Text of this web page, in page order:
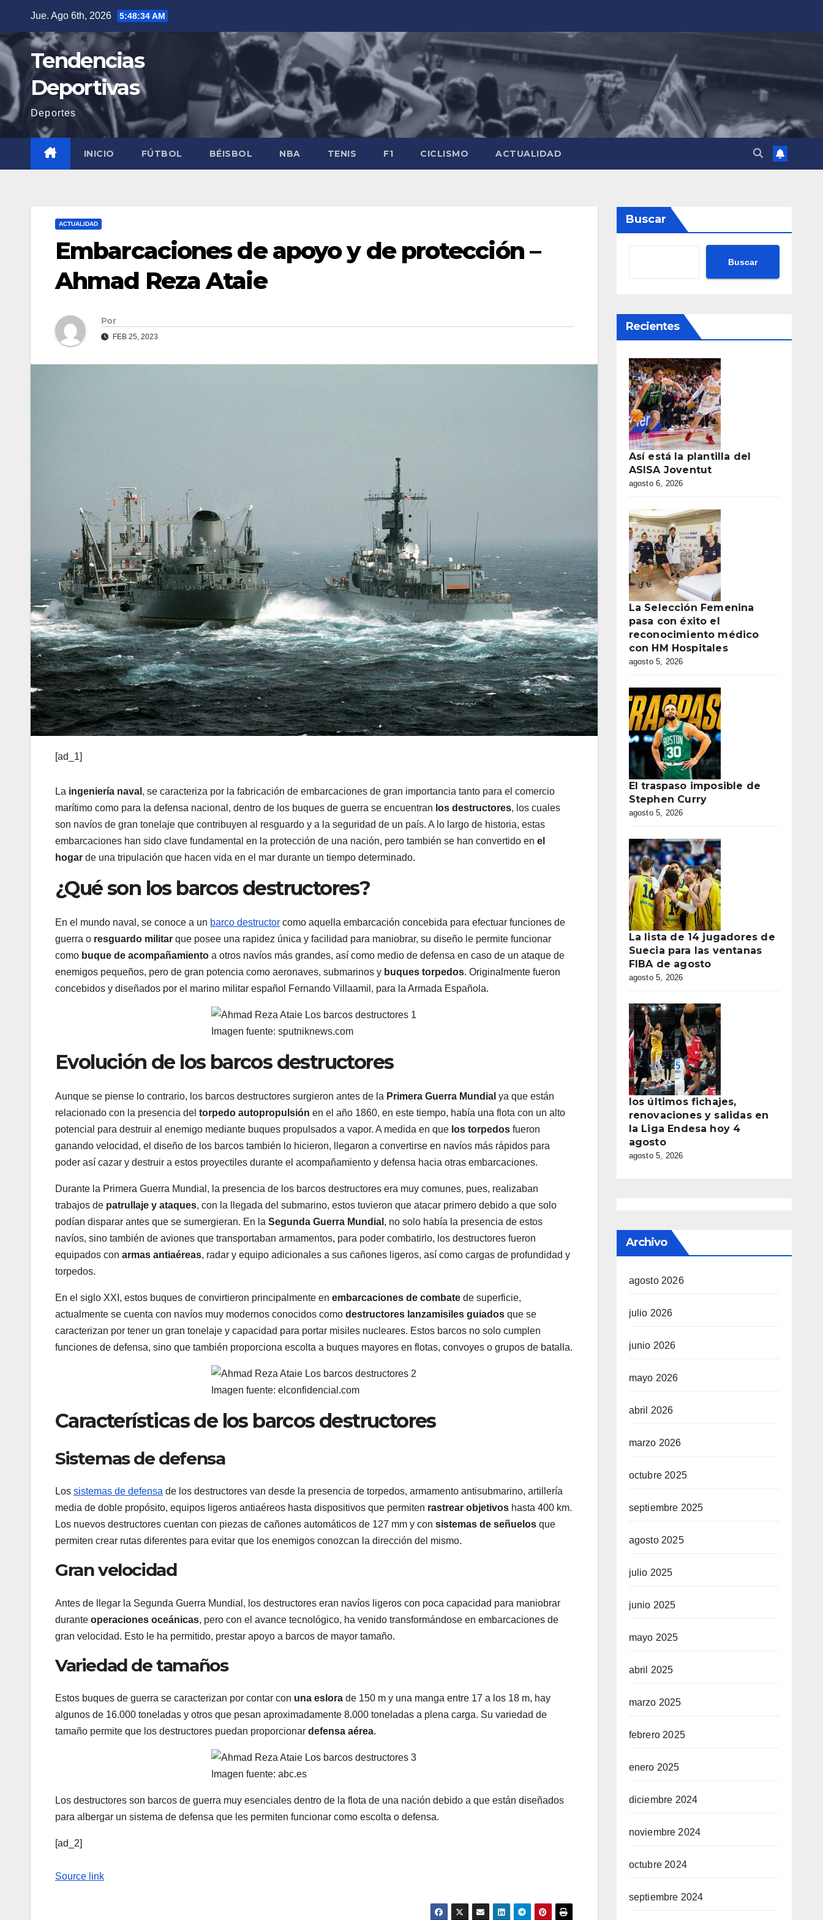
contenido
Jue. Ago 6th, 2026 5:48:35 AM
Tendencias
Deportivas
Deportes
INICIO FÚTBOL BÉISBOL NBA TENIS F1 CICLISMO ACTUALIDAD
ACTUALIDAD
Embarcaciones de apoyo y de protección –
Ahmad Reza Ataie
Por
FEB 25, 2023
[ad_1]
La ingeniería naval , se caracteriza por la fabricación de embarcaciones de gran importancia tanto para el comercio
marítimo como para la defensa nacional, dentro de los buques de guerra se encuentran los destructores, los cuales
son navíos de gran tonelaje que contribuyen al resguardo y a la seguridad de un país. A lo largo de historia, estas
embarcaciones han sido clave fundamental en la protección de una nación, pero también se han convertido en el
hogar de una tripulación que hacen vida en el mar durante un tiempo determinado.
¿Qué son los barcos destructores?
En el mundo naval, se conoce a un barco destructor como aquella embarcación concebida para efectuar funciones de
guerra o resguardo militar que posee una rapidez única y facilidad para maniobrar, su diseño le permite funcionar
como buque de acompañamiento a otros navíos más grandes, así como medio de defensa en caso de un ataque de
enemigos pequeños, pero de gran potencia como aeronaves, submarinos y buques torpedos. Originalmente fueron
concebidos y diseñados por el marino militar español Fernando Villaamil, para la Armada Española.
Imagen fuente: sputniknews.com
Evolución de los barcos destructores
Aunque se piense lo contrario, los barcos destructores surgieron antes de la Primera Guerra Mundial ya que están
relacionado con la presencia del torpedo autopropulsión en el año 1860, en este tiempo, había una flota con un alto
potencial para destruir al enemigo mediante buques propulsados a vapor. A medida en que los torpedos fueron
ganando velocidad, el diseño de los barcos también lo hicieron, llegaron a convertirse en navíos más rápidos para
poder así cazar y destruir a estos proyectiles durante el acompañamiento y defensa hacia otras embarcaciones.
Durante la Primera Guerra Mundial, la presencia de los barcos destructores era muy comunes, pues, realizaban
trabajos de patrullaje y ataques, con la llegada del submarino, estos tuvieron que atacar primero debido a que solo
podían disparar antes que se sumergieran. En la Segunda Guerra Mundial , no solo había la presencia de estos
navíos, sino también de aviones que transportaban armamentos, para poder combatirlo, los destructores fueron
equipados con armas antiaéreas, radar y equipo adicionales a sus cañones ligeros, así como cargas de profundidad y
torpedos.
En el siglo XXI, estos buques de convirtieron principalmente en embarcaciones de combate de superficie,
actualmente se cuenta con navíos muy modernos conocidos como destructores lanzamisiles guiados que se
caracterizan por tener un gran tonelaje y capacidad para portar misiles nucleares. Estos barcos no solo cumplen
funciones de defensa, sino que también proporciona escolta a buques mayores en flotas, convoyes o grupos de batalla.
Imagen fuente: elconfidencial.com
Características de los barcos destructores
Sistemas de defensa
Los sistemas de defensa de los destructores van desde la presencia de torpedos, armamento antisubmarino, artillería
media de doble propósito, equipos ligeros antiaéreos hasta dispositivos que permiten rastrear objetivos hasta 400 km.
Los nuevos destructores cuentan con piezas de cañones automáticos de 127 mm y con sistemas de señuelos que
permiten crear rutas diferentes para evitar que los enemigos conozcan la dirección del mismo.
Gran velocidad
Antes de llegar la Segunda Guerra Mundial, los destructores eran navíos ligeros con poca capacidad para maniobrar
durante operaciones oceánicas, pero con el avance tecnológico, ha venido transformándose en embarcaciones de
gran velocidad. Esto le ha permitido, prestar apoyo a barcos de mayor tamaño.
Variedad de tamaños
Estos buques de guerra se caracterizan por contar con una eslora de 150 m y una manga entre 17 a los 18 m, hay
algunos de 16.000 toneladas y otros que pesan aproximadamente 8.000 toneladas a plena carga. Su variedad de
tamaño permite que los destructores puedan proporcionar defensa aérea.
Imagen fuente: abc.es
Los destructores son barcos de guerra muy esenciales dentro de la flota de una nación debido a que están diseñados
para albergar un sistema de defensa que les permiten funcionar como escolta o defensa.
[ad_2]
Source link
Buscar
Buscar
Recientes
Así está la plantilla del
ASISA Joventut
agosto 6, 2026
La Selección Femenina
pasa con éxito el
reconocimiento médico
con HM Hospitales
agosto 5, 2026
El traspaso imposible de
Stephen Curry
agosto 5, 2026
La lista de 14 jugadores de
Suecia para las ventanas
FIBA de agosto
agosto 5, 2026
los últimos fichajes,
renovaciones y salidas en
la Liga Endesa hoy 4
agosto
agosto 5, 2026
Archivo
agosto 2026
julio 2026
junio 2026
mayo 2026
abril 2026
marzo 2026
octubre 2025
septiembre 2025
agosto 2025
julio 2025
junio 2025
mayo 2025
abril 2025
marzo 2025
febrero 2025
enero 2025
diciembre 2024
noviembre 2024
octubre 2024
septiembre 2024